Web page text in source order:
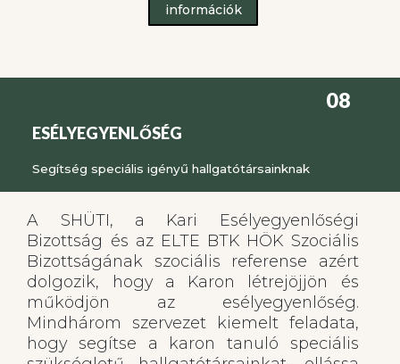
információk
08
ESÉLYEGYENLŐSÉG
Segítség speciális igényű hallgatótársainknak
A SHÜTI, a Kari Esélyegyenlőségi
Bizottság és az ELTE BTK HÖK Szociális
Bizottságának szociális referense azért
dolgozik, hogy a Karon létrejöjjön és
működjön az esélyegyenlőség.
Mindhárom szervezet kiemelt feladata,
hogy segítse a karon tanuló speciális